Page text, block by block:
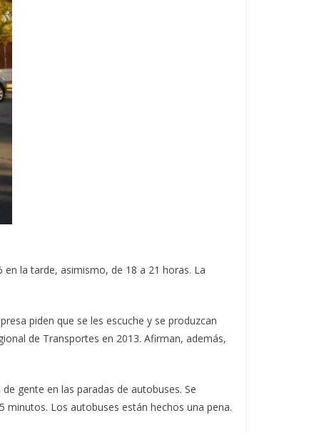
la tarde, asimismo, de 18 a 21 horas. La
piden que se les escuche y se produzcan
de Transportes en 2013. Afirman, además,
de gente en las paradas de autobuses. Se
minutos. Los autobuses están hechos una pena.